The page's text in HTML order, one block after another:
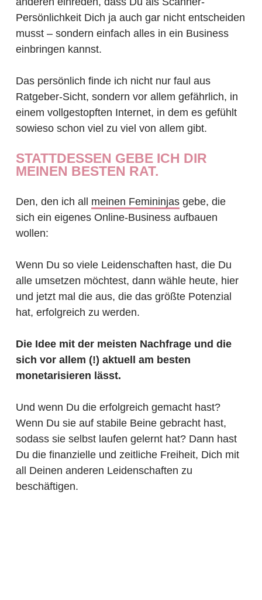
Persönlichkeit Dich ja auch gar nicht entscheiden
musst – sondern einfach alles in ein Business
einbringen kannst.
Das persönlich finde ich nicht nur faul aus
Ratgeber-Sicht, sondern vor allem gefährlich, in
einem vollgestopften Internet, in dem es gefühlt
sowieso schon viel zu viel von allem gibt.
STATTDESSEN GEBE ICH DIR
MEINEN BESTEN RAT.
Den, den ich all meinen Femininjas gebe, die
sich ein eigenes Online-Business aufbauen
wollen:
Wenn Du so viele Leidenschaften hast, die Du
alle umsetzen möchtest, dann wähle heute, hier
und jetzt mal die aus, die das größte Potenzial
hat, erfolgreich zu werden.
Die Idee mit der meisten Nachfrage und die
sich vor allem (!) aktuell am besten
monetarisieren lässt.
Und wenn Du die erfolgreich gemacht hast?
Wenn Du sie auf stabile Beine gebracht hast,
sodass sie selbst laufen gelernt hat? Dann hast
Du die finanzielle und zeitliche Freiheit, Dich mit
all Deinen anderen Leidenschaften zu
beschäftigen.